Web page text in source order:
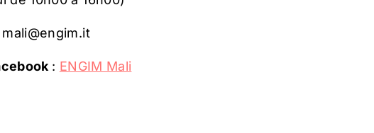
mali@engim.it
: ENGIM Mali